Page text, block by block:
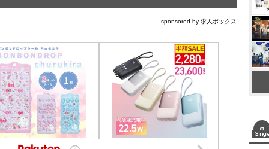
sponsored by 求人ボックス